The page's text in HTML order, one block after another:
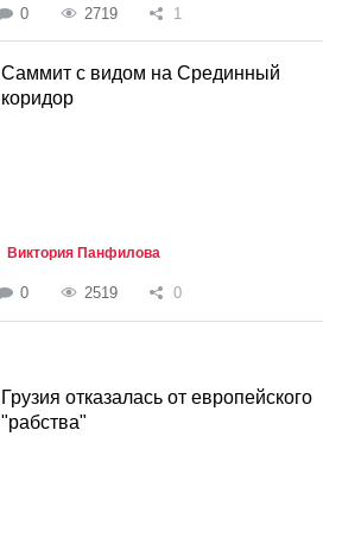
0 2719 1
Саммит с видом на Срединный
коридор
Виктория Панфилова
0 2519 0
Грузия отказалась от европейского
"рабства"